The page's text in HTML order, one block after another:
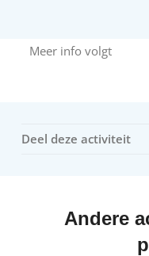
Meer info volgt
Deel deze activiteit
Andere